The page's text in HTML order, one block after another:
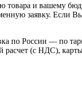
товара и вашему
заявку. Если
по России — по
расчет (с НДС),